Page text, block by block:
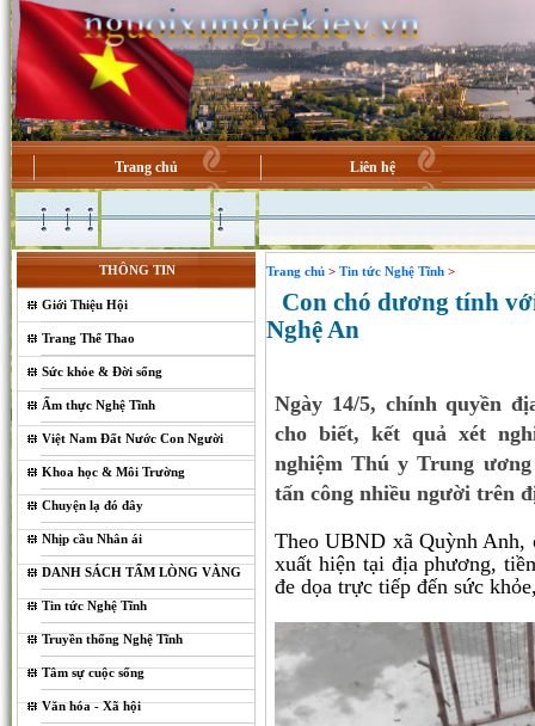
Trang chủ Liên hệ
THÔNG TIN
Giới Thiệu Hội
Trang Thể Thao
Sức khỏe & Đời sống
Ẩm thực Nghệ Tĩnh
Việt Nam Đất Nước Con Người
Khoa học & Môi Trường
Chuyện lạ đó đây
Nhịp cầu Nhân ái
DANH SÁCH TẤM LÒNG VÀNG
Tin tức Nghệ Tĩnh
Truyền thống Nghệ Tĩnh
Tâm sự cuộc sống
Văn hóa - Xã hội
Trang chủ > Tin tức Nghệ Tĩnh >
Con chó dương tính
Nghệ An
Ngày 14/5, chính quyền
cho biết, kết quả xét
nghiệm Thú y Trung
tấn công nhiều người trên
Theo UBND xã Quỳnh Anh,
xuất hiện tại địa phương,
đe dọa trực tiếp đến sức